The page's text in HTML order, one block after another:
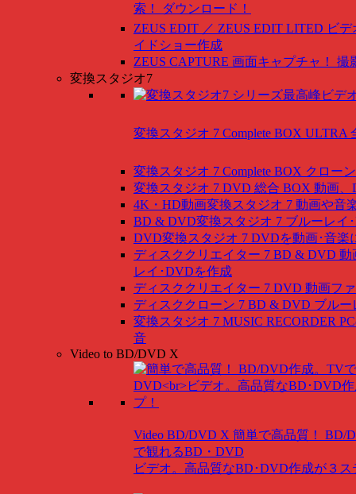
索！ ダウンロード！
ZEUS EDIT ／ ZEUS EDIT LITED ビ
イドショー作成
ZEUS CAPTURE 画面キャプチャ！ 撮
変換スタジオ7
変換スタジオ 7 Complete BOX ULTRA
変換スタジオ 7 Complete BOX クロー
変換スタジオ 7 DVD 総合 BOX 動画、
4K・HD動画変換スタジオ 7 動画や音
BD & DVD変換スタジオ 7 ブルーレイ
DVD変換スタジオ 7 DVDを動画･音楽
ディスククリエイター 7 BD & DVD 動
レイ･DVDを作成
ディスククリエイター 7 DVD 動画フ
ディスククローン 7 BD & DVD ブルー
変換スタジオ 7 MUSIC RECORDER
音
Video to BD/DVD X
Video BD/DVD X 簡単で高品質！ BD/
で観れるBD・DVD
ビデオ。高品質なBD･DVD作成が３ス